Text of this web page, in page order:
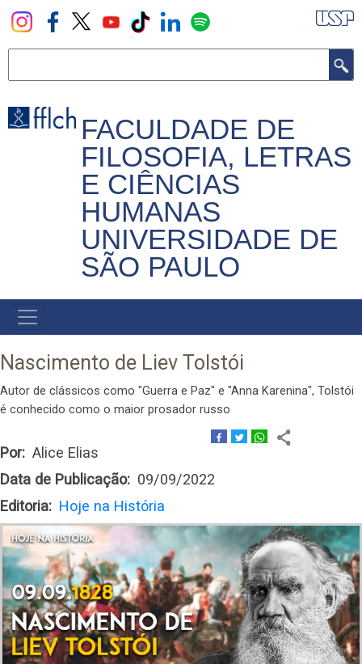
Pular
para
principal
FACULDADE DE
FILOSOFIA, LETRAS
E CIÊNCIAS
HUMANAS
UNIVERSIDADE DE
SÃO PAULO
NAVEGADOR
PRINCIPAL
Nascimento de Liev Tolstói
Autor de clássicos como "Guerra e Paz" e "Anna Karenina", Tolstói
é conhecido como o maior prosador russo
Por
Alice Elias
Data de Publicação
09/09/2022
Editoria
Hoje na História